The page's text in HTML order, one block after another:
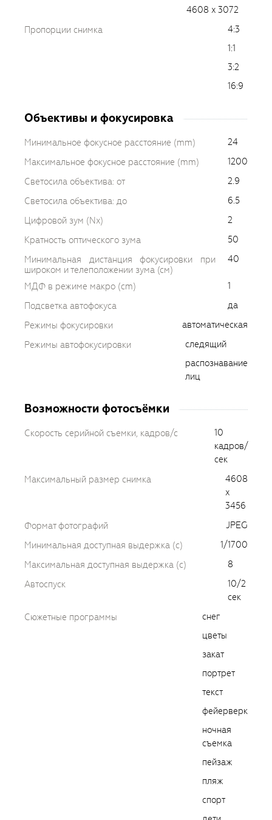
4608 x 3072
Пропорции снимка
4:3
1:1
3:2
16:9
Объективы и фокусировка
Минимальное фокусное расстояние (mm)
24
Максимальное фокусное расстояние (mm)
1200
Светосила объектива: от
2.9
Светосила объектива: до
6.5
Цифровой зум (Nx)
2
Кратность оптического зума
50
Минимальная дистанция фокусировки при
широком и телеположении зума (см)
40
МДФ в режиме макро (cm)
1
Подсветка автофокуса
да
Режимы фокусировки
автоматическая
Режимы автофокусировки
следящий
распознавание
лиц
Возможности фотосъёмки
Скорость серийной съемки, кадров/с
10
кадров/
сек
Максимальный размер снимка
4608
х
3456
Формат фотографий
JPEG
Минимальная доступная выдержка (c)
1/1700
Максимальная доступная выдержка (c)
8
Автоспуск
10/2
сек
Сюжетные программы
снег
цветы
закат
портрет
текст
фейерверк
ночная
съемка
пейзаж
пляж
спорт